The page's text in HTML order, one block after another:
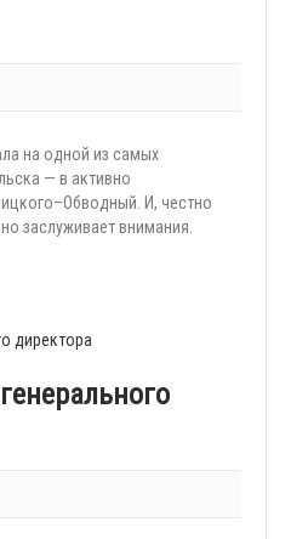
на одной из самых
— в активно
И, честно
заслуживает внимания.